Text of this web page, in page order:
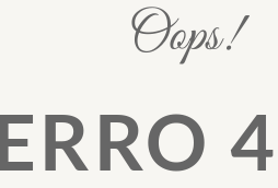
Oops!